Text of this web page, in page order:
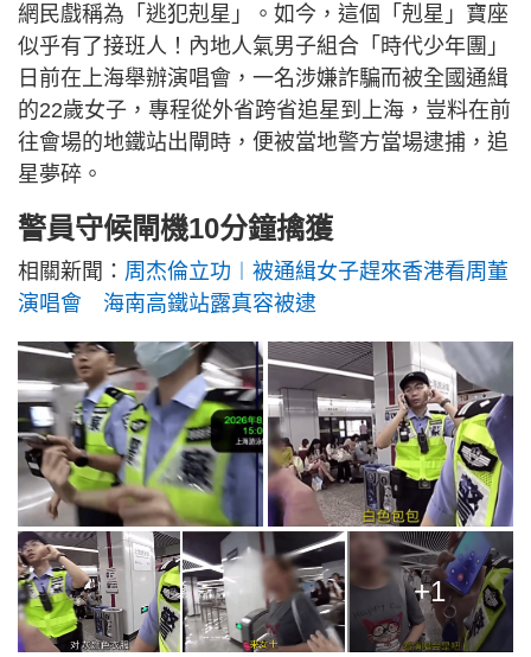
網民戲稱為「逃犯剋星」。如今，這個「剋星」寶座
似乎有了接班人！內地人氣男子組合「時代少年團」
日前在上海舉辦演唱會，一名涉嫌詐騙而被全國通緝
的22歲女子，專程從外省跨省追星到上海，豈料在前
往會場的地鐵站出閘時，便被當地警方當場逮捕，追
星夢碎。
警員守候閘機10分鐘擒獲
相關新聞： 周杰倫立功︱被通緝女子趕來香港看周董
演唱會 海南高鐵站露真容被逮
+1